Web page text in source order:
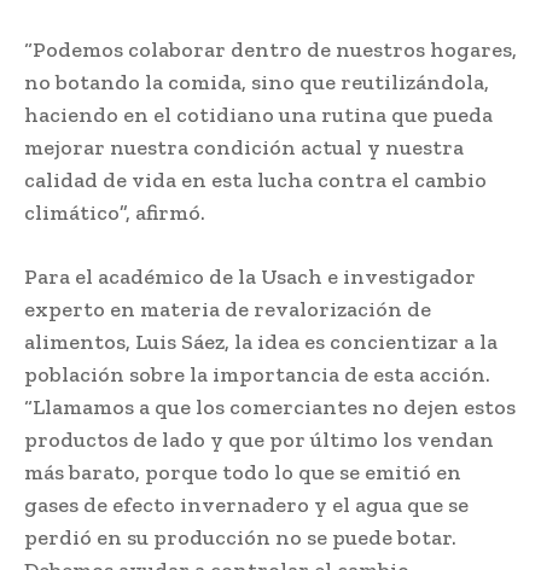
“Podemos colaborar dentro de nuestros hogares,
no botando la comida, sino que reutilizándola,
haciendo en el cotidiano una rutina que pueda
mejorar nuestra condición actual y nuestra
calidad de vida en esta lucha contra el cambio
climático”, afirmó.
Para el académico de la Usach e investigador
experto en materia de revalorización de
alimentos, Luis Sáez, la idea es concientizar a la
población sobre la importancia de esta acción.
“Llamamos a que los comerciantes no dejen estos
productos de lado y que por último los vendan
más barato, porque todo lo que se emitió en
gases de efecto invernadero y el agua que se
perdió en su producción no se puede botar.